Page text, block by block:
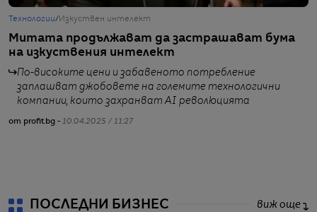
Технологии/ Изкуствен интелект
Митата продължават да застрашават бума
на изкуствения интелект
По-високите цени и забавеното потребление
заплашват джобовете на големите технологични
компании, които захранват AI революцията
от profit.bg - 10.04.2025 / 11:27
ПОСЛЕДНИ БИЗНЕС виж още